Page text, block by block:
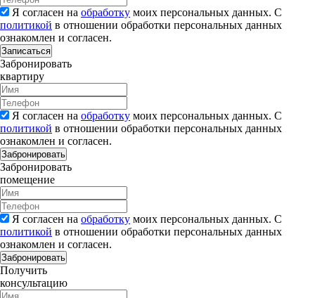
Я согласен на обработку моих персональных данных. С
политикой в отношении обработки персональных данных
ознакомлен и согласен.
Записаться
Забронировать
квартиру
Я согласен на обработку моих персональных данных. С
политикой в отношении обработки персональных данных
ознакомлен и согласен.
Забронировать
Забронировать
помещение
Я согласен на обработку моих персональных данных. С
политикой в отношении обработки персональных данных
ознакомлен и согласен.
Забронировать
Получить
консультацию